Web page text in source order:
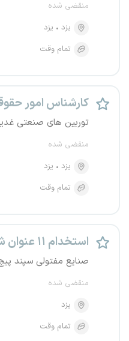
منقضی شده
یزد
یزد
تمام وقت
کارشناس امور
توربین های صنعتی
منقضی شده
یزد
یزد
تمام وقت
استخدام ۱۱ عنوان شغلی
صنایع مفتولی سپند
منقضی شده
یزد
تمام وقت